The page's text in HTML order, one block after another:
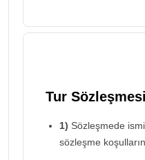
Tur
1) Sözleşmede
sözleşme